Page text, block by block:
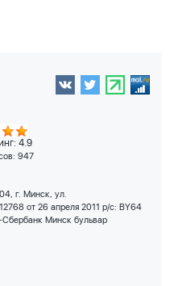
4.9
947
г. Минск, ул.
от 26 апреля 2011 р/с: BY64
Минск бульвар